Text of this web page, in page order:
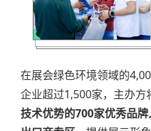
在展会绿色环境领域的
企业超过1,500家，主办方
技术优势的700家优秀品